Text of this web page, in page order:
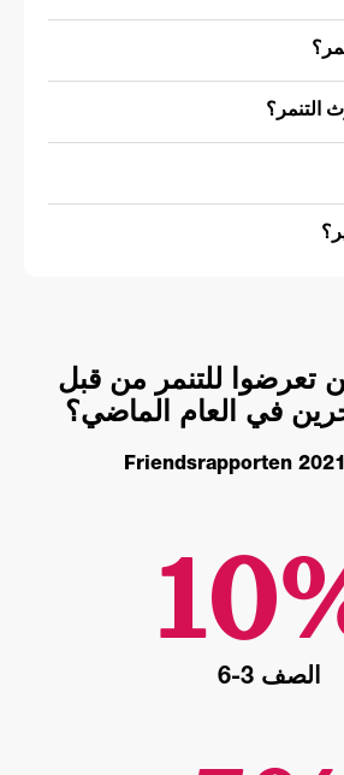
التنمر؟
تعرضوا للتنمر من قبل
في العام الماضي؟
الصف 3-6